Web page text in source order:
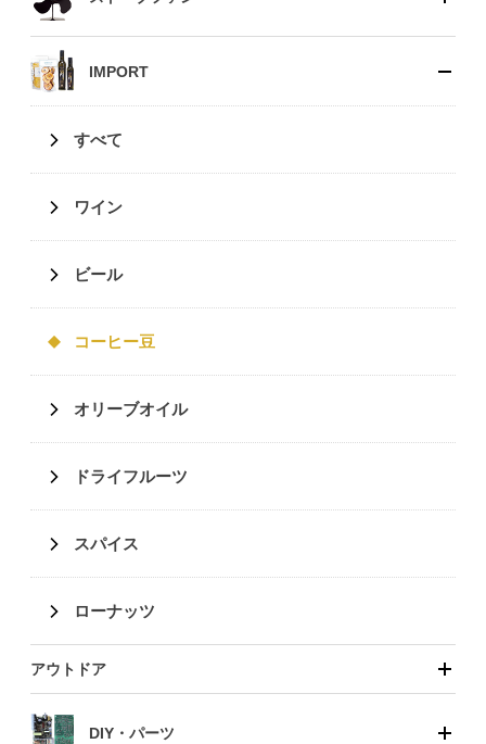
IMPORT
すべて
ワイン
ビール
コーヒー豆
オリーブオイル
ドライフルーツ
スパイス
ローナッツ
アウトドア
DIY・パーツ